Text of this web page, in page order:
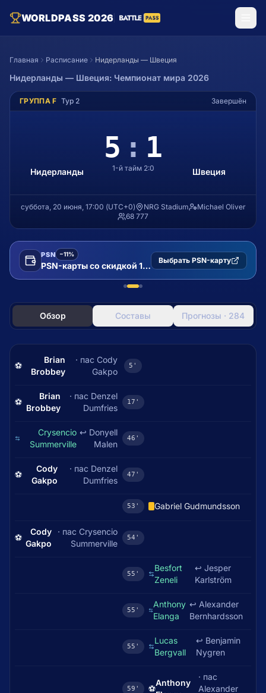
WORLDPASS 2026
Главная Расписание Нидерланды — Швеция
Нидерланды — Швеция: Чемпионат мира 2026
ГРУППА F Тур2 Завершён
Нидерланды
5 : 1
1-й тайм 2:0 Швеция
суббота, 20 июня, 17:00 (UTC+0) NRG Stadium
Michael Oliver
68 777
PSN −11%
PSN-карты со скидкой 11%
Выбрать PSN-карту
Обзор Составы Прогнозы · 284
⚽
Brian
Brobbey
· пас Cody
Gakpo
5'
⚽
Brian
Brobbey
· пас Denzel
Dumfries
17'
Crysencio
Summerville
↩ Donyell
Malen
46'
⚽
Cody
Gakpo
· пас Denzel
Dumfries
47'
53' Gabriel Gudmundsson
⚽
Cody
Gakpo
· пас Crysencio
Summerville
54'
55'
Besfort
Zeneli
↩ Jesper
Karlström
55'
Anthony
Elanga
↩ Alexander
Bernhardsson
55'
Lucas
Bergvall
↩ Benjamin
Nygren
59' ⚽
Anthony
· пас
Alexander